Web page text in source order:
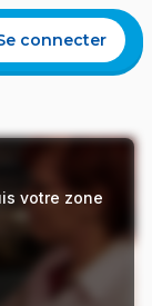
connecter
votre zone